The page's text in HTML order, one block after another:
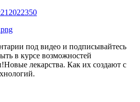
под видео и подписывайтесь
в курсе возможностей
лекарства. Как их создают с